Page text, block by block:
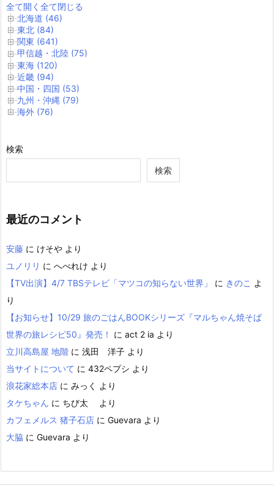
全て開く 全て閉じる
北海道 (46)
東北 (84)
関東 (641)
甲信越・北陸 (75)
東海 (120)
近畿 (94)
中国・四国 (53)
九州・沖縄 (79)
海外 (76)
検索
検索
最近のコメント
安藤 に けそや より
ユノリリ に へべれけ より
【TV出演】4/7 TBSテレビ「マツコの知らない世界」
に きのこ よ
り
【お知らせ】10/29 旅のごはんBOOKシリーズ『マルちゃん焼そば
世界の旅レシピ50』発売！
に act 2 ia より
立川高島屋 地階 に 浅田 洋子 より
当サイトについて に 432ペプシ より
浪花家総本店 に みっく より
タケちゃん に ちび太
より
カフェメルス 猪子石店 に Guevara より
大脇 に Guevara より